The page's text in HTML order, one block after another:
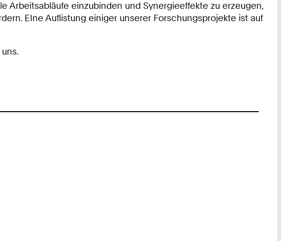
Arbeitsabläufe einzubinden und Synergieeffekte zu erzeugen,
EIne Auflistung einiger unserer Forschungsprojekte ist auf